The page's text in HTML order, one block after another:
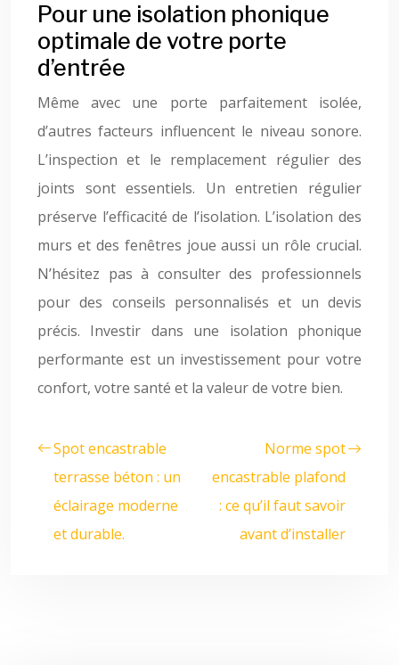
Pour une isolation phonique
optimale de votre porte
d’entrée
Même avec une porte parfaitement isolée,
d’autres facteurs influencent le niveau sonore.
L’inspection et le remplacement régulier des
joints sont essentiels. Un entretien régulier
préserve l’efficacité de l’isolation. L’isolation des
murs et des fenêtres joue aussi un rôle crucial.
N’hésitez pas à consulter des professionnels
pour des conseils personnalisés et un devis
précis. Investir dans une isolation phonique
performante est un investissement pour votre
confort, votre santé et la valeur de votre bien.
Spot encastrable
terrasse béton : un
éclairage moderne
et durable.
Norme spot
encastrable plafond
: ce qu’il faut savoir
avant d’installer